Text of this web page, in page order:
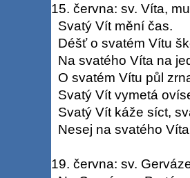
15. června: sv. Víta,
Svatý Vít mění čas.
Déšť o svatém Vítu
Na svatého Víta na
O svatém Vítu půl
Svatý Vít vymetá
Svatý Vít káže síct,
Nesej na svatého
19. června: sv.